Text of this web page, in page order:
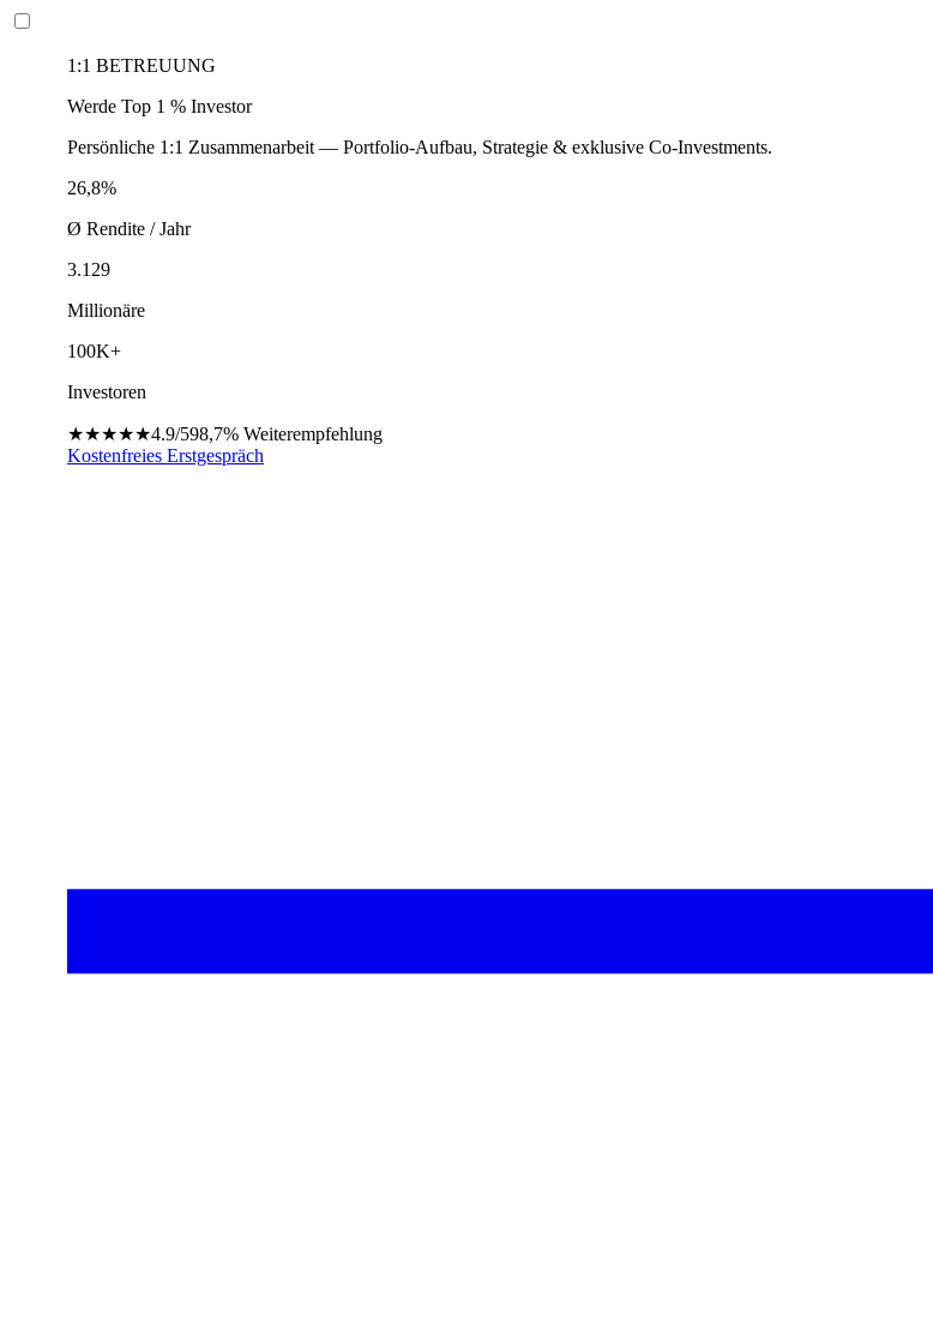
1:1 BETREUUNG
Werde Top 1 % Investor
Persönliche 1:1 Zusammenarbeit — Portfolio-Aufbau, Strategie & exklusive Co-Investments.
26,8%
Ø Rendite / Jahr
3.129
Millionäre
100K+
Investoren
★★★★★4.9/598,7% Weiterempfehlung
Kostenfreies Erstgespräch